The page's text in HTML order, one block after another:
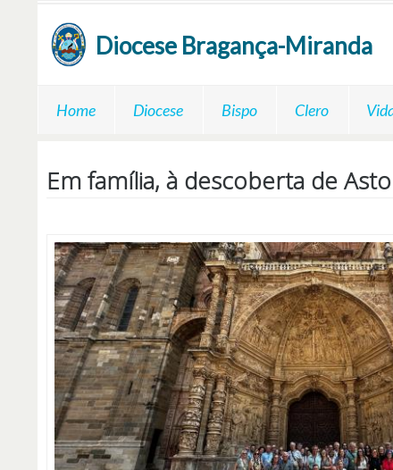
Diocese Bragança-Miranda
Home Diocese Bispo Clero
Em família, à descoberta de